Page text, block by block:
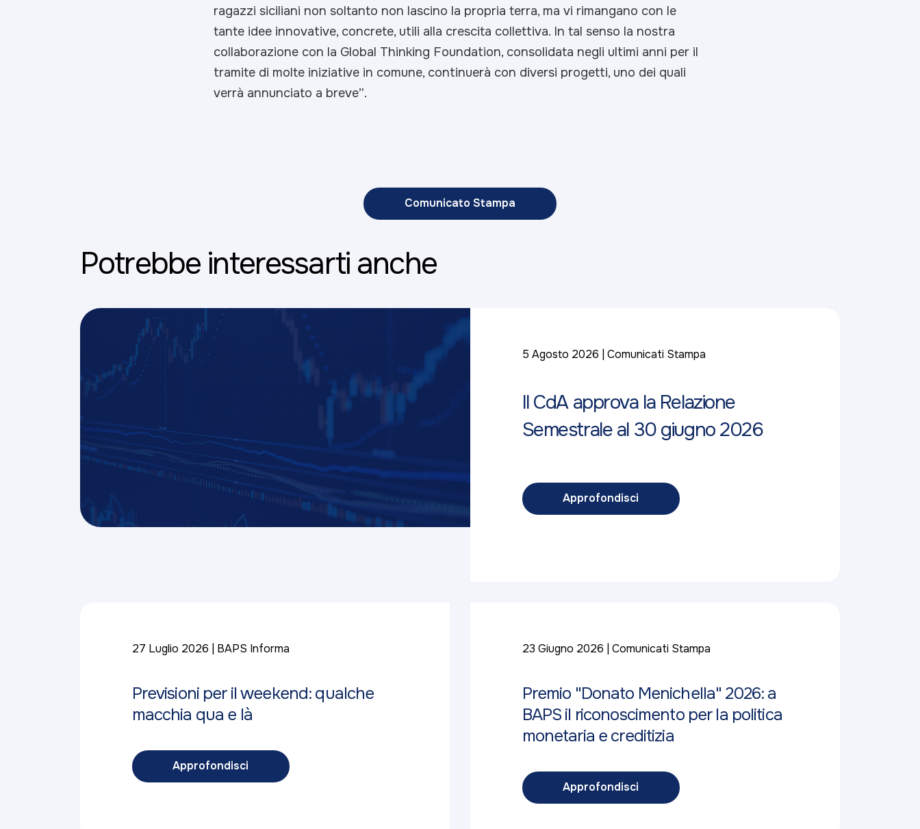
ragazzi siciliani non soltanto non lascino la propria terra, ma vi rimangano con le
tante idee innovative, concrete, utili alla crescita collettiva. In tal senso la nostra
collaborazione con la Global Thinking Foundation, consolidata negli ultimi anni per il
tramite di molte iniziative in comune, continuerà con diversi progetti, uno dei quali
verrà annunciato a breve”.
Comunicato Stampa
Potrebbe interessarti anche
5 Agosto 2026 Comunicati Stampa
Il CdA approva la Relazione
Semestrale al 30 giugno 2026
Approfondisci
27 Luglio 2026 BAPS Informa
Previsioni per il weekend: qualche
macchia qua e là
Approfondisci
23 Giugno 2026 Comunicati Stampa
Premio "Donato Menichella" 2026: a
BAPS il riconoscimento per la politica
monetaria e creditizia
Approfondisci